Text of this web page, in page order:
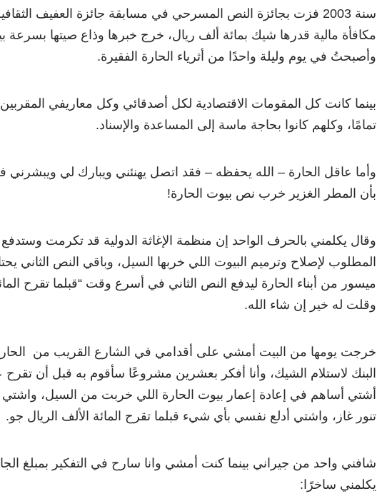
سنة 2003 فزت بجائزة النص المسرحي في مسابقة جائزة العفيف
مكافأة مالية قدرها شيك بمائة ألف ريال، خرج خبرها وذاع صيتها بسرعة
وأصبحتُ في يوم وليلة واحدًا من أثرياء الحارة الفقيرة.
بينما كانت كل المقومات الاقتصادية لكل أصدقائي وكل معاريفي
تمامًا، وكلهم كانوا بحاجة ماسة إلى المساعدة والإسناد.
وأما عاقل الحارة – الله يحفظه – فقد اتصل يهنئني ويبارك لي
بأن المطر الغزير خرب نص بيوت الحارة!
وقال يكلمني بالحرف الواحد إن منظمة الإغاثة الدولية قد تكرمت
المطلوب لإصلاح وترميم البيوت اللي خربها السيل، وباقي النص الثاني
ميسور من أبناء الحارة ليدفع النص الثاني في أسرع وقت “قبلما تقرح
وقلت له خير إن شاء الله.
خرجت يومها من البيت أمشي على أقدامي في الشارع القريب من
البنك لاستلام الشيك، وأنا أفكر بعشرين مشروعًا سأقوم به قبل أن تقرح
أشتي أساهم في إعادة إعمار بيوت الحارة اللي خربت من السيل،
تنور غاز، واشتي أدلع نفسي بأي شيء قبلما تقرح المائة الألف الريال جو.
شافني واحد من جيراني بينما كنت أمشي وانا سارح في التفكير بمبلغ
يكلمني ساخرًا: